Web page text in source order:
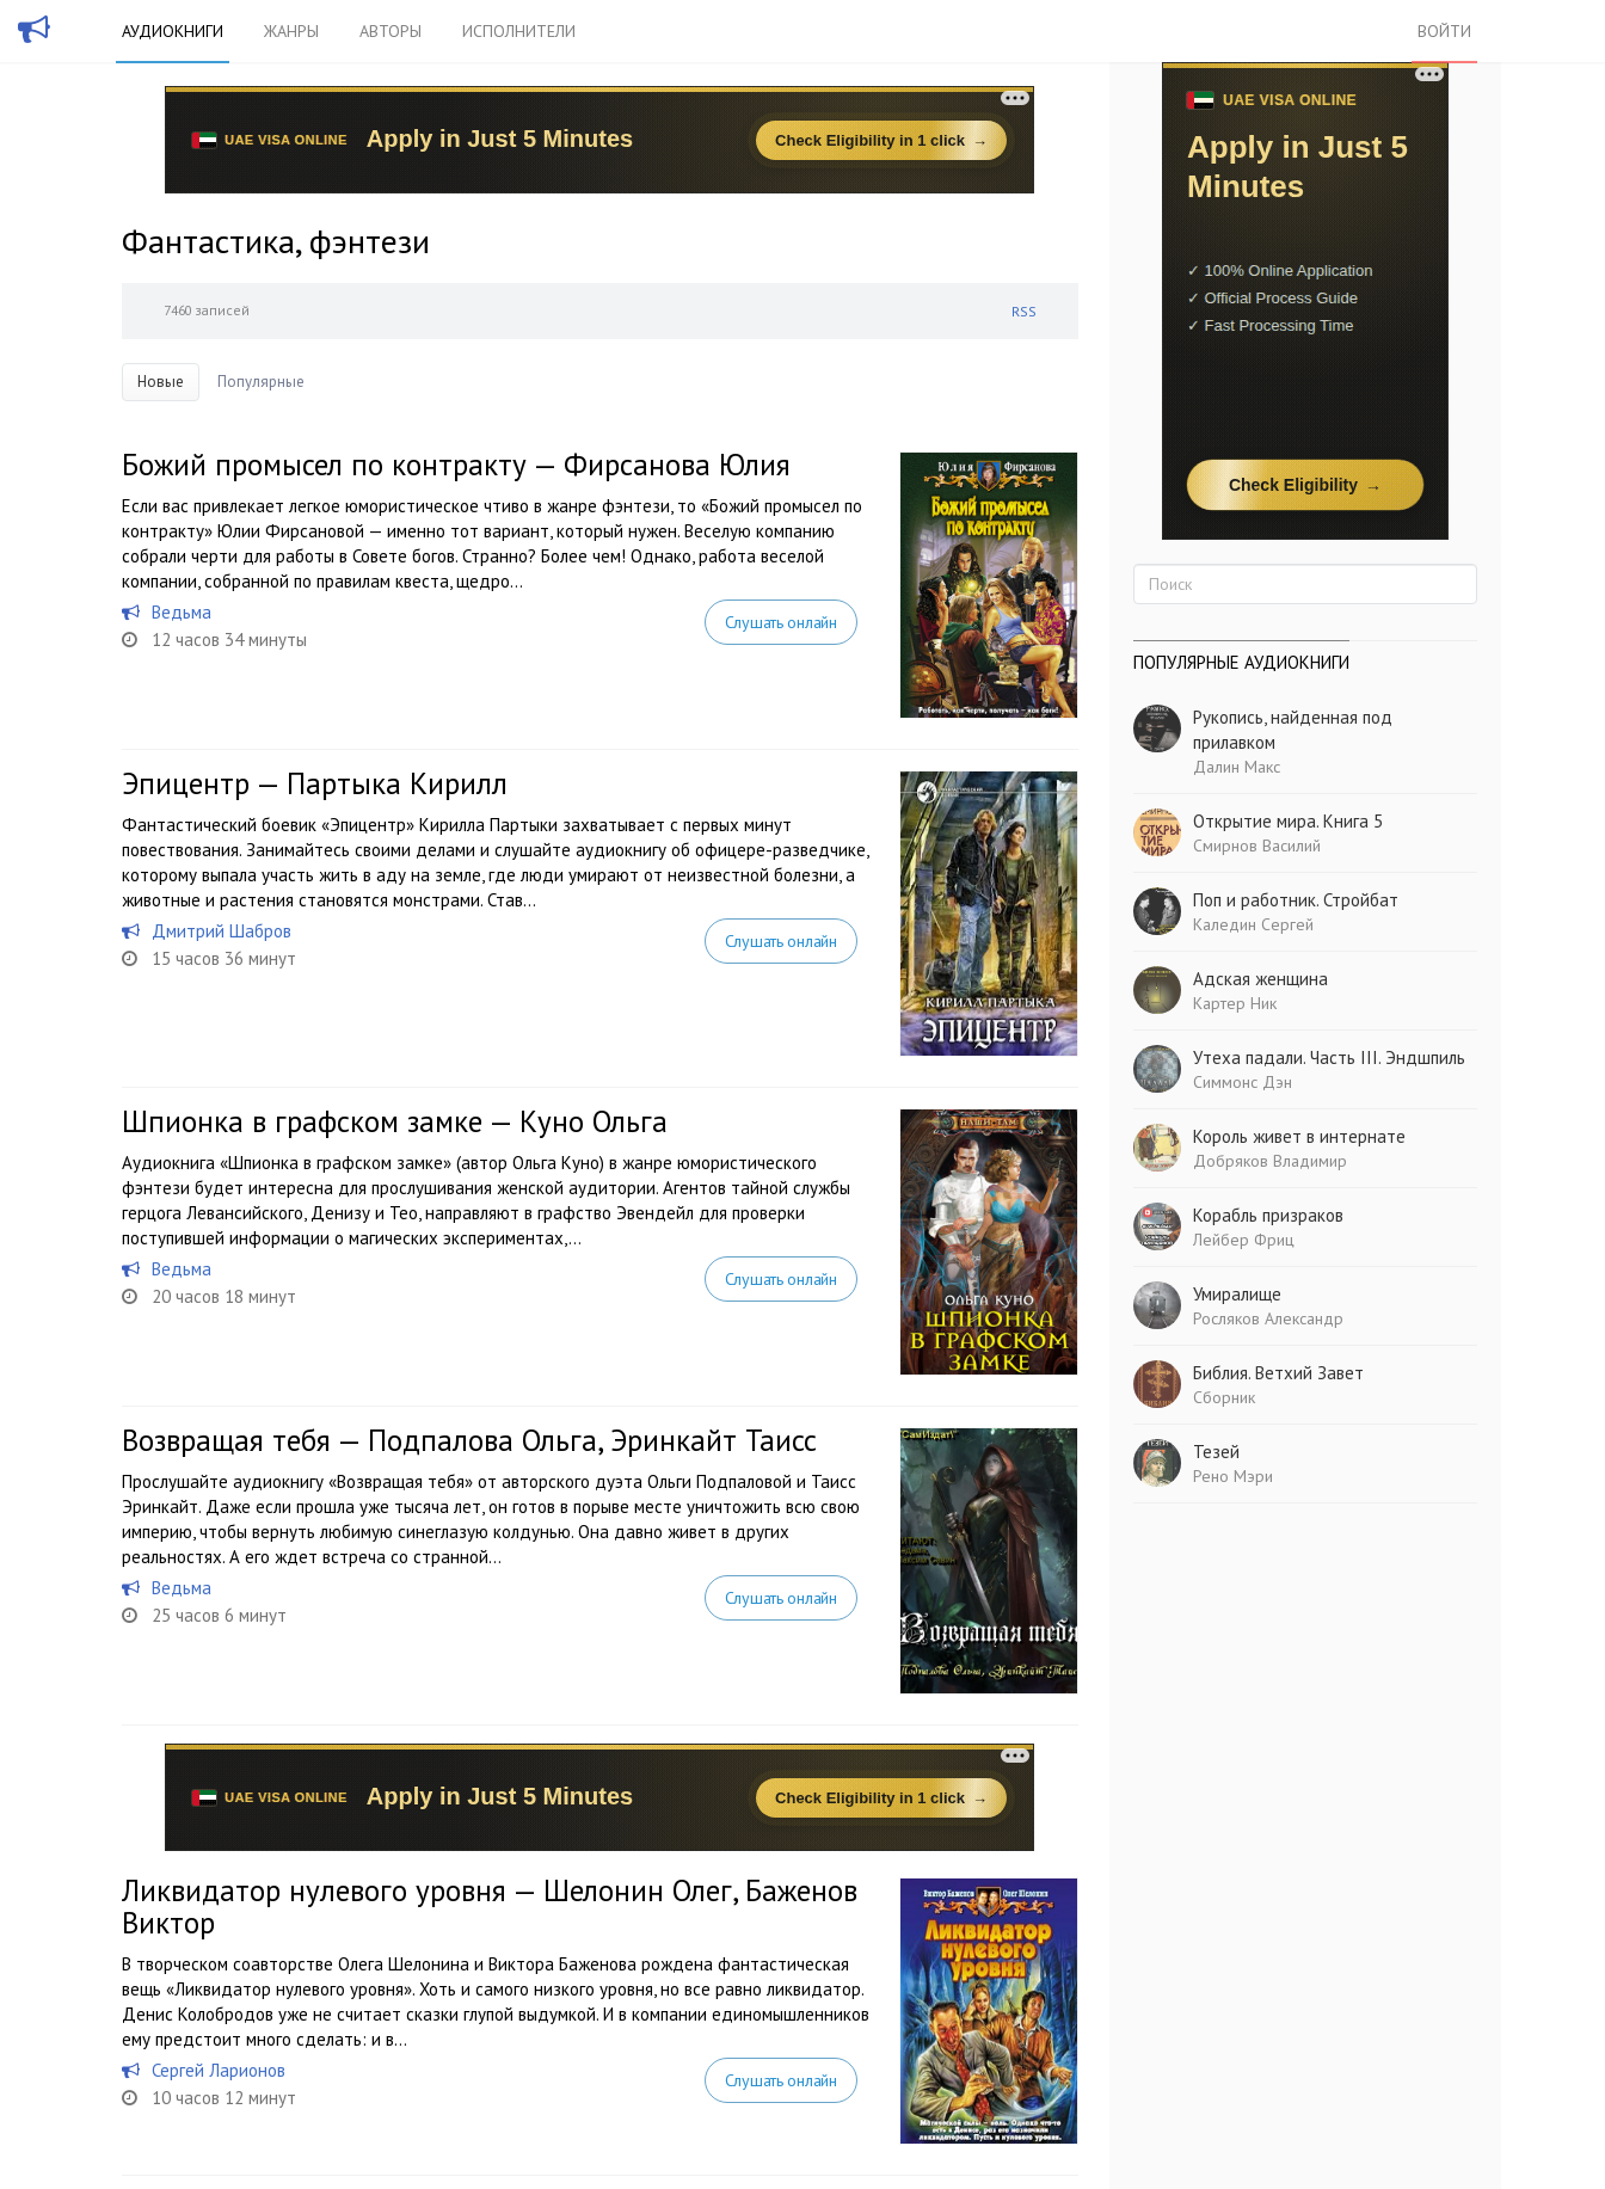
АУДИОКНИГИ ЖАНРЫ АВТОРЫ ИСПОЛНИТЕЛИ ВОЙТИ
Фантастика, фэнтези
7460 записей RSS
Новые Популярные
Божий промысел по контракту — Фирсанова Юлия
Если вас привлекает легкое юмористическое чтиво в жанре фэнтези, то «Божий промысел по
контракту» Юлии Фирсановой — именно тот вариант, который нужен. Веселую компанию
собрали черти для работы в Совете богов. Странно? Более чем! Однако, работа веселой
компании, собранной по правилам квеста, щедро...
Ведьма
12 часов 34 минуты
Слушать онлайн
Эпицентр — Партыка Кирилл
Фантастический боевик «Эпицентр» Кирилла Партыки захватывает с первых минут
повествования. Занимайтесь своими делами и слушайте аудиокнигу об офицере-разведчике,
которому выпала участь жить в аду на земле, где люди умирают от неизвестной болезни, а
животные и растения становятся монстрами. Став...
Дмитрий Шабров
15 часов 36 минут
Слушать онлайн
Шпионка в графском замке — Куно Ольга
Аудиокнига «Шпионка в графском замке» (автор Ольга Куно) в жанре юмористического
фэнтези будет интересна для прослушивания женской аудитории. Агентов тайной службы
герцога Левансийского, Денизу и Тео, направляют в графство Эвендейл для проверки
поступившей информации о магических экспериментах,...
Ведьма
20 часов 18 минут
Слушать онлайн
Возвращая тебя — Подпалова Ольга, Эринкайт Таисс
Прослушайте аудиокнигу «Возвращая тебя» от авторского дуэта Ольги Подпаловой и Таисс
Эринкайт. Даже если прошла уже тысяча лет, он готов в порыве месте уничтожить всю свою
империю, чтобы вернуть любимую синеглазую колдунью. Она давно живет в других
реальностях. А его ждет встреча со странной...
Ведьма
25 часов 6 минут
Слушать онлайн
Ликвидатор нулевого уровня — Шелонин Олег, Баженов
Виктор
В творческом соавторстве Олега Шелонина и Виктора Баженова рождена фантастическая
вещь «Ликвидатор нулевого уровня». Хоть и самого низкого уровня, но все равно ликвидатор.
Денис Колобродов уже не считает сказки глупой выдумкой. И в компании единомышленников
ему предстоит много сделать: и в...
Сергей Ларионов
10 часов 12 минут
Слушать онлайн
ПОПУЛЯРНЫЕ АУДИОКНИГИ
Рукопись, найденная под
прилавком
Далин Макс
Открытие мира. Книга 5
Смирнов Василий
Поп и работник. Стройбат
Каледин Сергей
Адская женщина
Картер Ник
Утеха падали. Часть III. Эндшпиль
Симмонс Дэн
Король живет в интернате
Добряков Владимир
Корабль призраков
Лейбер Фриц
Умиралище
Росляков Александр
Библия. Ветхий Завет
Сборник
Тезей
Рено Мэри